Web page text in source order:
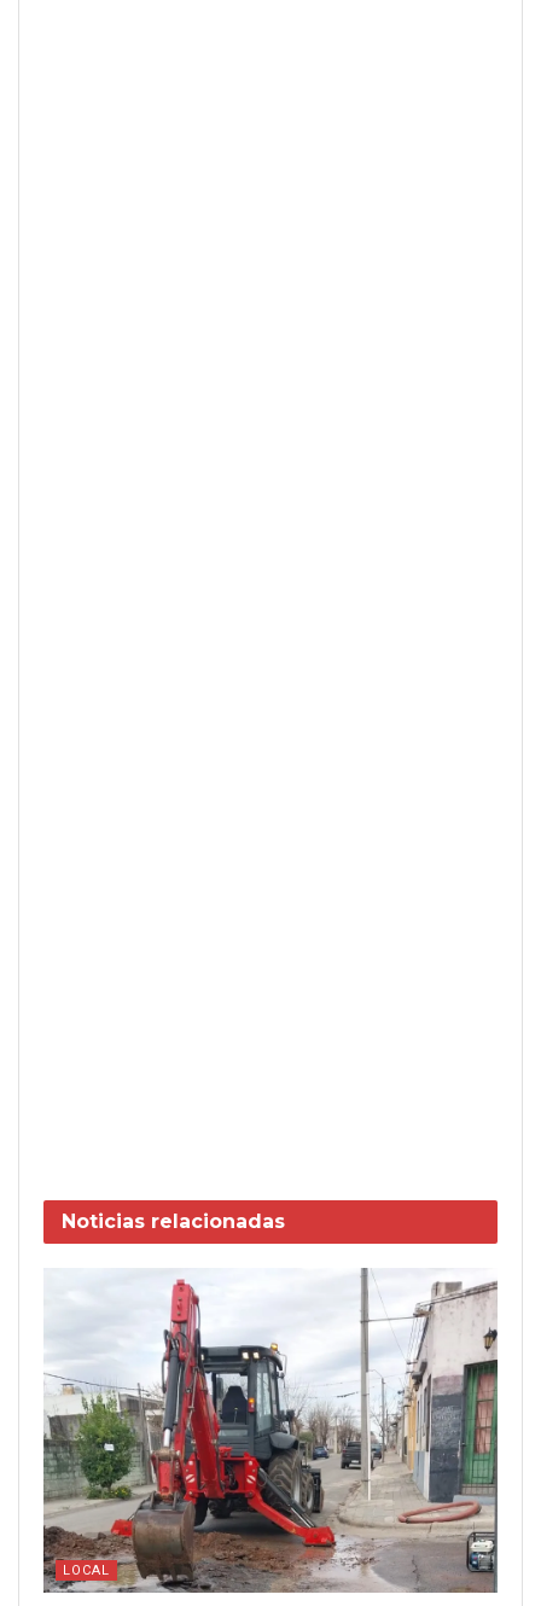
Noticias relacionadas
LOCAL